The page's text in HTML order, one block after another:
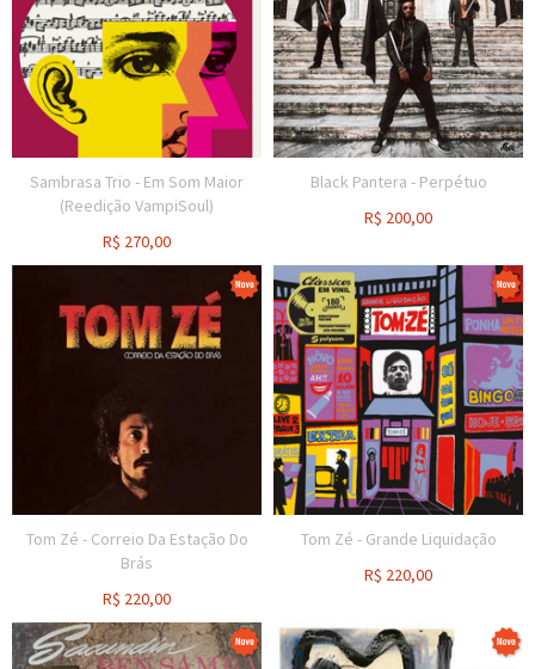
Sambrasa Trio - Em Som Maior
(Reedição VampiSoul)
R$ 270,00
Black Pantera - Perpétuo
R$ 200,00
Tom Zé - Correio Da Estação Do
Brás
R$ 220,00
Tom Zé - Grande Liquidação
R$ 220,00